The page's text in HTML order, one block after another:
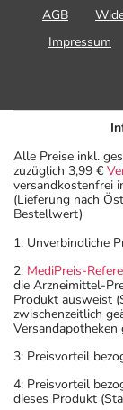
Wichtige
Was sollten Sie
- Vorsicht bei
- Vorsicht bei
Wenn Sie eine
Sie den
- Es kann
generell vor
Arzneimittel
dem Arzt oder
Arzneimittel,
anwenden oder
zurückliegt.
Bitte verwenden
dem auf der
angegebenen
AGB
Impressum
Alle Preise inkl.
zuzüglich 3,99 €
versandkostenfrei
(Lieferung nach
Bestellwert)
1: Unverbindliche
2: MediPreis-
die Arzneimittel-
Produkt ausweist
zwischenzeitlich
Versandapotheken
3: Preisvorteil
4: Preisvorteil
dieses Produkt